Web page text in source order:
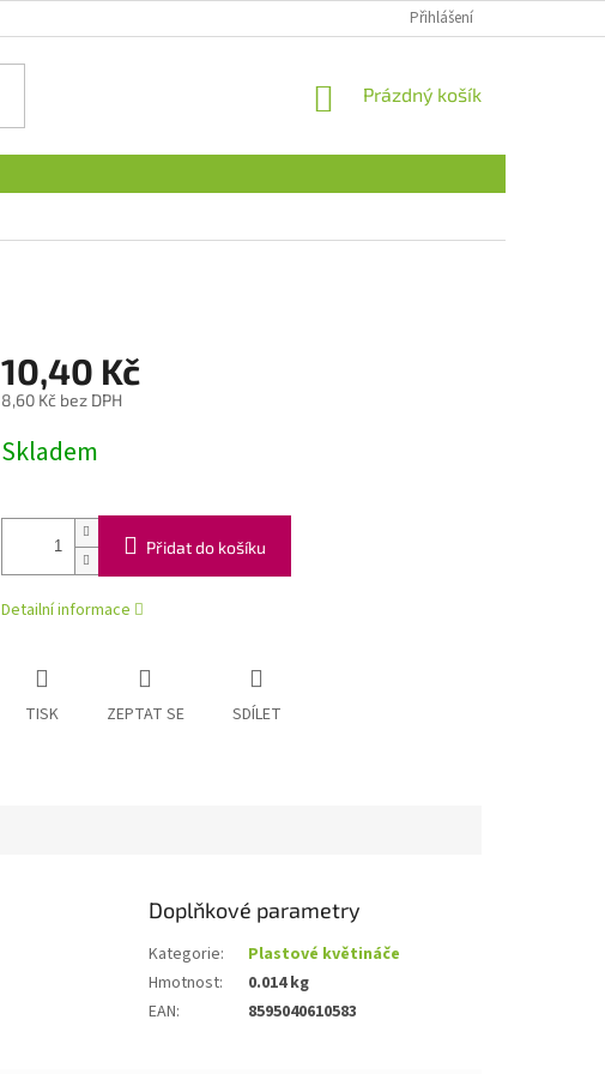
Přihlášení
NÁKUPNÍ
Prázdný košík
10,40 Kč
8,60 Kč bez DPH
cena:
Skladem
Přidat do košíku
Detailní informace
TISK ZEPTAT SE SDÍLET
Doplňkové parametry
Kategorie:
Plastové květináče
Hmotnost:
0.014 kg
EAN: 8595040610583